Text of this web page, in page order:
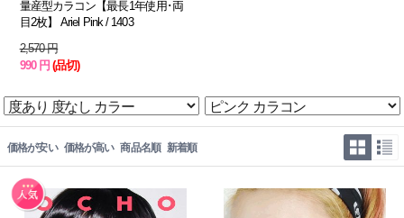
量産型カラコン【最長1年使用･両
目2枚】 Ariel Pink / 1403
2,570 円
990 円(品切)
価格が安い 価格が高い 商品名順 新着順